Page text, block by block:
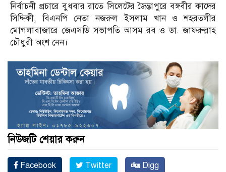
নির্বাচনী প্রচারে বুধবার রাতে সিলেটের জৈন্তাপুরে বঙ্গবীর কাদের
সিদ্দিকী, বিএনপি নেতা নজরুল ইসলাম খান ও শহরতলীর
মোগলাবাজারে জেএসডি সভাপতি আসম রব ও ডা. জাফরুল্লাহ
চৌধুরী অংশ নেন।
নিউজটি শেয়ার করুন
Facebook Twitter Digg